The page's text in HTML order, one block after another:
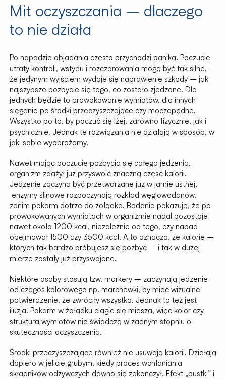
Mit oczyszczania – dlaczego
to nie działa
Po napadzie objadania często przychodzi panika. Poczucie
utraty kontroli, wstydu i rozczarowania mogą być tak silne,
że jedynym wyjściem wydaje się naprawienie szkody – jak
najszybsze pozbycie się tego, co zostało zjedzone. Dla
jednych będzie to prowokowanie wymiotów, dla innych
sięganie po środki przeczyszczające czy moczopędne.
Wszystko po to, by poczuć się lżej, zarówno fizycznie, jak i
psychicznie. Jednak te rozwiązania nie działają w sposób, w
jaki sobie wyobrażamy.
Nawet mając poczucie pozbycia się całego jedzenia,
organizm zdążył już przyswoić znaczną część kalorii.
Jedzenie zaczyna być przetwarzane już w jamie ustnej,
enzymy ślinowe rozpoczynają rozkład węglowodanów,
zanim pokarm dotrze do żołądka. Badania pokazują, że po
prowokowanych wymiotach w organizmie nadal pozostaje
nawet około 1200 kcal, niezależnie od tego, czy napad
obejmował 1500 czy 3500 kcal. A to oznacza, że kalorie –
których tak bardzo próbujesz się pozbyć – i tak w dużej
mierze zostały już przyswojone.
Niektóre osoby stosują tzw. markery – zaczynają jedzenie
od czegoś kolorowego np. marchewki, by mieć wizualne
potwierdzenie, że zwróciły wszystko. Jednak to też jest
iluzja. Pokarm w żołądku ciągle się miesza, więc kolor czy
struktura wymiotów nie świadczą w żadnym stopniu o
skuteczności oczyszczenia.
Środki przeczyszczające również nie usuwają kalorii. Działają
dopiero w jelicie grubym, kiedy proces wchłaniania
składników odżywczych dawno się zakończył. Efekt „pustki” i